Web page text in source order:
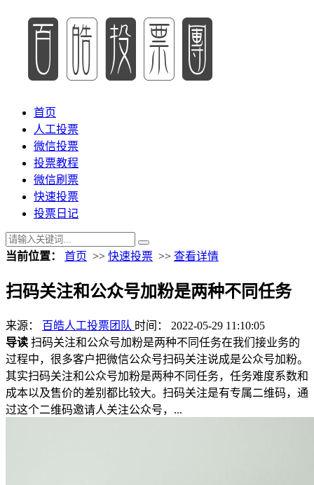
首页
人工投票
微信投票
投票教程
微信刷票
快速投票
投票日记
当前位置： 首页 >> 快速投票 >> 查看详情
扫码关注和公众号加粉是两种不同任务
来源： 百皓人工投票团队 时间： 2022-05-29 11:10:05
导读 扫码关注和公众号加粉是两种不同任务在我们接业务的
过程中，很多客户把微信公众号扫码关注说成是公众号加粉。
其实扫码关注和公众号加粉是两种不同任务，任务难度系数和
成本以及售价的差别都比较大。扫码关注是有专属二维码，通
过这个二维码邀请人关注公众号，...